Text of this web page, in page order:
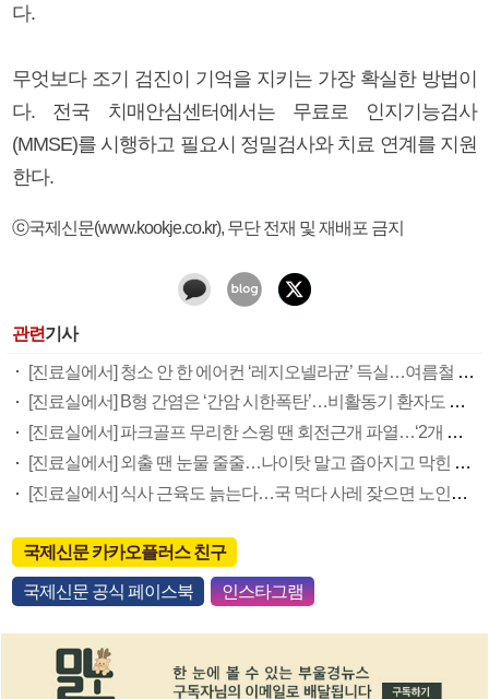
다.
무엇보다 조기 검진이 기억을 지키는 가장 확실한 방법이
다. 전국 치매안심센터에서는 무료로 인지기능검사
(MMSE)를 시행하고 필요시 정밀검사와 치료 연계를 지원
한다.
ⓒ국제신문(www.kookje.co.kr), 무단 전재 및 재배포 금지
관련기사
[진료실에서] 청소 안 한 에어컨 ‘레지오넬라균’ 득실…여름철 폐렴 부른다
[진료실에서] B형 간염은 ‘간암 시한폭탄’…비활동기 환자도 꼭 6개월 주기 검사
[진료실에서] 파크골프 무리한 스윙 땐 회전근개 파열…‘2개 수칙’을 지켜라
[진료실에서] 외출 땐 눈물 줄줄…나이탓 말고 좁아지고 막힌 눈물길 넓혀야
[진료실에서] 식사 근육도 늙는다…국 먹다 사레 잦으면 노인성 삼킴장애 의심을
국제신문 카카오플러스 친구
국제신문 공식 페이스북 인스타그램